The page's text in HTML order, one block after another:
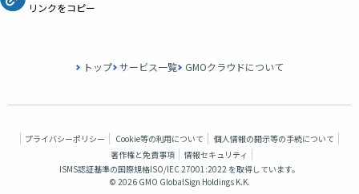
リンクをコピー
トップ サービス一覧 GMOクラウドについて
プライバシーポリシー Cookie等の利用について
個人情報の開示等の手続について
著作権と免責事項
情報セキュリティ
ISMS認証基準の国際規格ISO/IEC 27001:2022 を取得しています。
©2026 GMO GlobalSign Holdings K.K.